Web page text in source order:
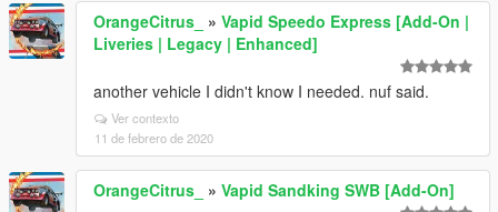
OrangeCitrus_ » Vapid Speedo Express [Add-On |
Liveries | Legacy | Enhanced]
another vehicle I didn't know I needed. nuf said.
Ver contexto
11 de febrero de 2020
OrangeCitrus_ » Vapid Sandking SWB [Add-On]